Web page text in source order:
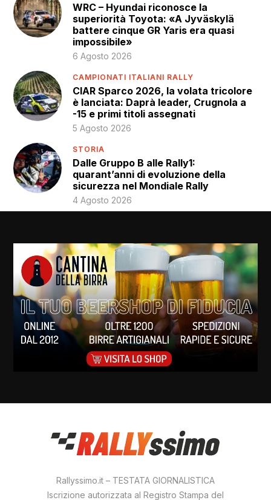
WRC – Hyundai riconosce la
superiorità Toyota: «A Jyväskylä
battere cinque GR Yaris era quasi
impossibile»
6 Agosto 2026
CAMPIONATI ITALIANI RALLY
CIAR Sparco 2026, la volata tricolore
è lanciata: Daprà leader, Crugnola a
-15 e primi titoli assegnati
5 Agosto 2026
STORIA
Dalle Gruppo B alle Rally1:
quarant’anni di evoluzione della
sicurezza nel Mondiale Rally
4 Agosto 2026
Rallyssimo.it – TESTATA GIORNALISTICA
Iscrizione autorizzata al Registro Stampa del